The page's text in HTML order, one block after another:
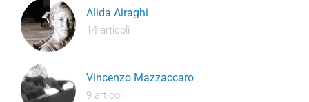
Alida Airaghi
14 articoli
Vincenzo Mazzaccaro
9 articoli